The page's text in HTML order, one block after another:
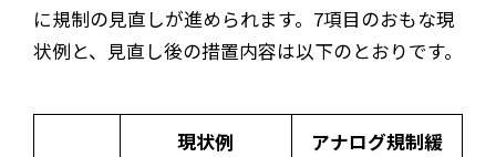
に規制の見直しが進められます。7項目のおもな現
状例と、見直し後の措置内容は以下のとおりです。
現状例
アナログ規制緩